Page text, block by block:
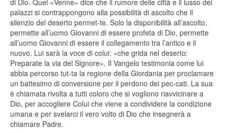
palazzi si contrappongono alla possibilità di ascolto che il
silenzio del deserto permet-te. Solo la disponibilità all’ascolto,
permette all’uomo Giovanni di essere profeta di Dio, permette
all’uomo Giovanni di essere il collegamento tra l’antico e il
nuovo. Lui sarà la voce di colui: «che grida nel deserto:
Preparate la via del Signore». Il Vangelo testimonia come lui
abbia percorso tut-ta la regione della Giordania per proclamare
un battesimo di conversione per il perdono dei pec-cati. La sua
è chiamata rivolta a tutti coloro che si vogliono riavvicinare a
Dio, per accogliere Colui che viene a condividere la condizione
umana e per svelarci il vero volto di Dio che insegnerà a
chiamare Padre.